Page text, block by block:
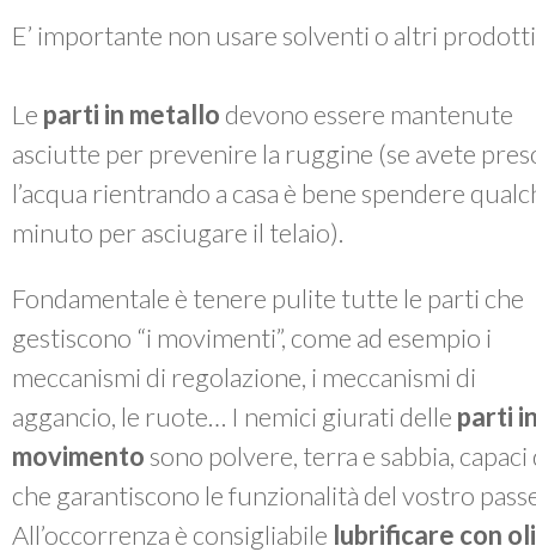
E’ importante non usare solventi o altri
Le parti in metallo devono essere mantenute
asciutte per prevenire la ruggine (se avete
l’acqua rientrando a casa è bene spendere
minuto per asciugare il telaio).
Fondamentale è tenere pulite tutte le parti che
gestiscono “i movimenti”, come ad esempio i
meccanismi di regolazione, i meccanismi di
aggancio, le ruote… I nemici giurati delle parti
movimento sono polvere, terra e sabbia,
che garantiscono le funzionalità del vostro
All’occorrenza è consigliabile lubrificare con